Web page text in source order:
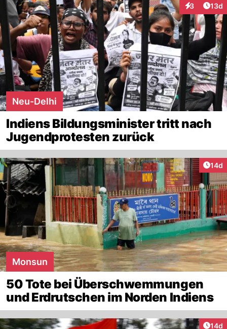
3
Interaktionen
13d
Neu-Delhi
Indiens Bildungsminister tritt nach
Jugendprotesten zurück
14d
Monsun
50 Tote bei Überschwemmungen
und Erdrutschen im Norden Indiens
14d